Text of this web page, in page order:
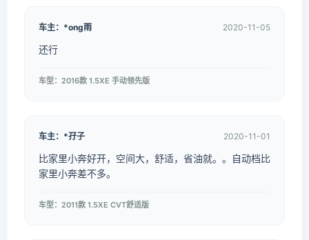
车主：*ong雨 2020-11-05
还行
车型：2016款 1.5XE 手动领先版
车主：*孖子 2020-11-01
比家里小奔好开，空间大，舒适，省油就。。自动档比
家里小奔差不多。
车型：2011款 1.5XE CVT舒适版